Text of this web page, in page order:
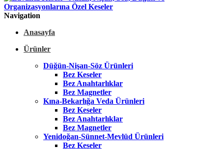
Navigation
Anasayfa
Ürünler
Düğün-Nişan-Söz Ürünleri
Bez Keseler
Bez Anahtarlıklar
Bez Magnetler
Kına-Bekarlığa Veda Ürünleri
Bez Keseler
Bez Anahtarlıklar
Bez Magnetler
Yenidoğan-Sünnet-Mevlüd Ürünleri
Bez Keseler